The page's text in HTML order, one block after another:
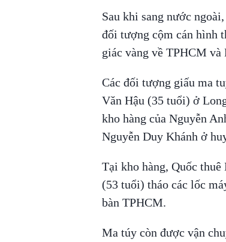
Sau khi sang nước
đối tượng cộm cán hình
giác vàng về TPHCM và
Các đối tượng giấu ma
Văn Hậu (35 tuổi) ở
kho hàng của Nguyễn
Nguyễn Duy Khánh ở
Tại kho hàng, Quốc
(53 tuổi) tháo các lốc
bàn TPHCM.
Ma túy còn được vận